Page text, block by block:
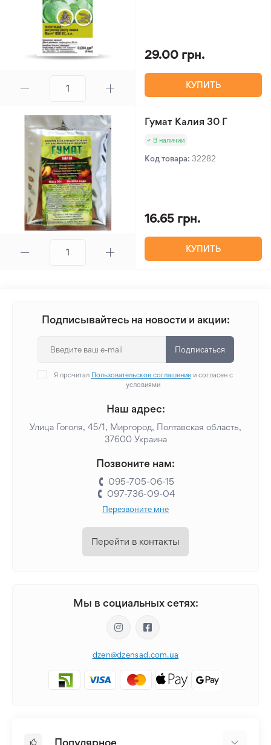
29.00 грн.
КУПИТЬ
Гумат Калия 30 Г
В наличии
Код товара: 32282
16.65 грн.
КУПИТЬ
Подписывайтесь на новости и акции:
Подписаться
Я прочитал Пользовательское соглашениеи согласен с
условиями
Наш адрес:
Улица Гоголя, 45/1, Миргород, Полтавская область,
37600 Украина
Позвоните нам:
095-705-06-15
097-736-09-04
Перезвоните мне
Перейти в контакты
Мы в социальных сетях:
dzen@dzensad.com.ua
Популярное